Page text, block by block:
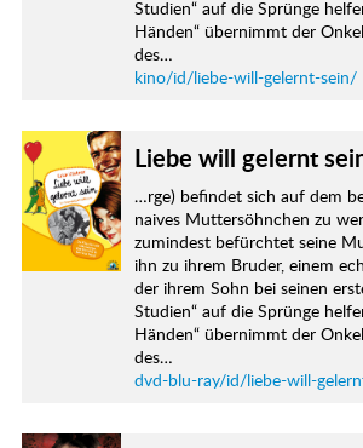
Studien“ auf die Sprünge
Händen“ übernimmt der
des…
kino/id/liebe-will-gelernt-sein/
Liebe will gelernt
…rge) befindet sich auf dem
naives Muttersöhnchen zu
zumindest befürchtet seine
ihn zu ihrem Bruder, einem
der ihrem Sohn bei seinen
Studien“ auf die Sprünge
Händen“ übernimmt der
des…
dvd-blu-ray/id/liebe-will-